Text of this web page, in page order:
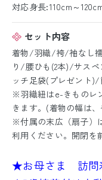
対応身長:110cm～
セット内容
着物/羽織/袴/袖なし
り/腰ひも(2本)/サス
ッチ足袋(プレゼント
※羽織紐はe-きものレ
きます。(着物の幅は
※付属の末広（扇子）
利用ください。開閉を
★お母さま 訪問